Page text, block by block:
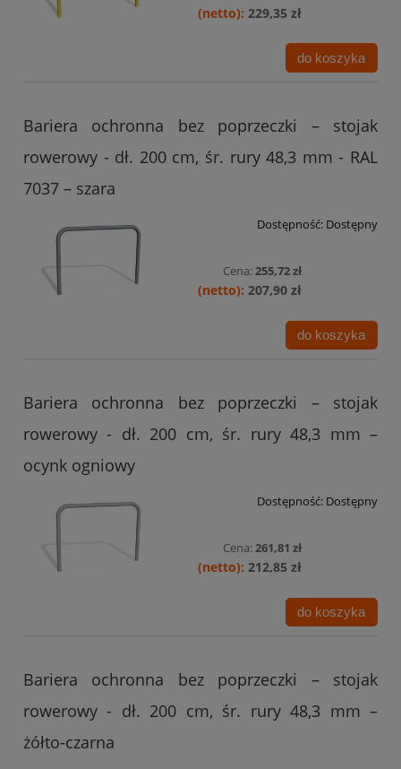
229,35 zł
do koszyka
Bariera ochronna bez poprzeczki – stojak
rowerowy - dł. 200 cm, śr. rury 48,3 mm - RAL
7037 – szara
Dostępność: Dostępny
Cena:255,72 zł
207,90 zł
do koszyka
Bariera ochronna bez poprzeczki – stojak
rowerowy - dł. 200 cm, śr. rury 48,3 mm –
ocynk ogniowy
Dostępność: Dostępny
Cena:261,81 zł
212,85 zł
do koszyka
Bariera ochronna bez poprzeczki – stojak
rowerowy - dł. 200 cm, śr. rury 48,3 mm –
żółto-czarna